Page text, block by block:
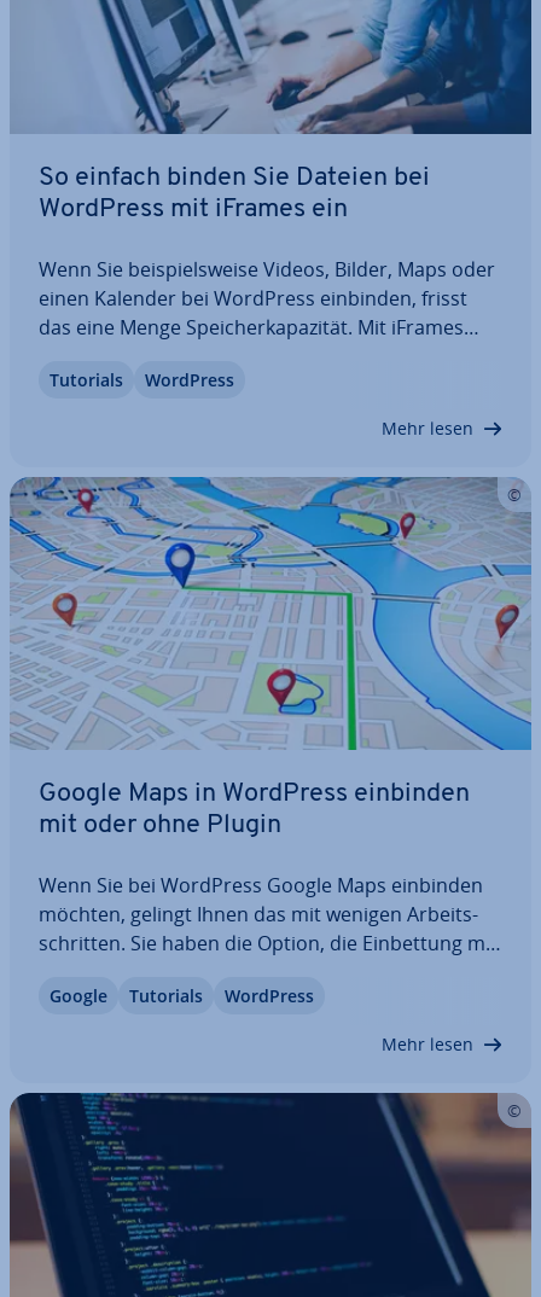
So einfach binden Sie Dateien bei
WordPress mit iFrames ein
Wenn Sie bei­spiels­wei­se Videos, Bilder, Maps oder
einen Kalender bei WordPress einbinden, frisst
das eine Menge Spei­cher­ka­pa­zi­tät. Mit iFrames
Websites ein, ohne dafür Ihre Me­di­en­bi­blio­thek zu
Tutorials WordPress
Mehr lesen
Google Maps in WordPress einbinden
mit oder ohne Plugin
Wenn Sie bei WordPress Google Maps einbinden
möchten, gelingt Ihnen das mit wenigen Ar­beits­
schrit­ten. Sie haben die Option, die Ein­bet­tung mit
greifen al­ter­na­tiv auf ein Plugin zurück. Welche
Google Tutorials WordPress
Mehr lesen